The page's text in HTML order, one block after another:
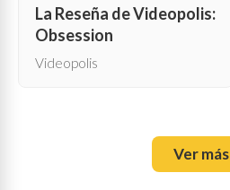
La Reseña de Videopolis:
Obsession
Videopolis
Ver más